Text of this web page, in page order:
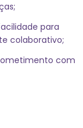
para
colaborativo;
com